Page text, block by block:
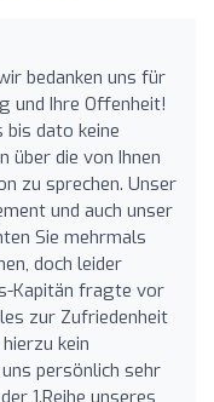
bedanken uns für
und Ihre Offenheit!
bis dato keine
über die von Ihnen
zu sprechen. Unser
und auch unser
Sie mehrmals
doch leider
Kapitän fragte vor
zur Zufriedenheit
kein
persönlich sehr
1.Reihe unseres